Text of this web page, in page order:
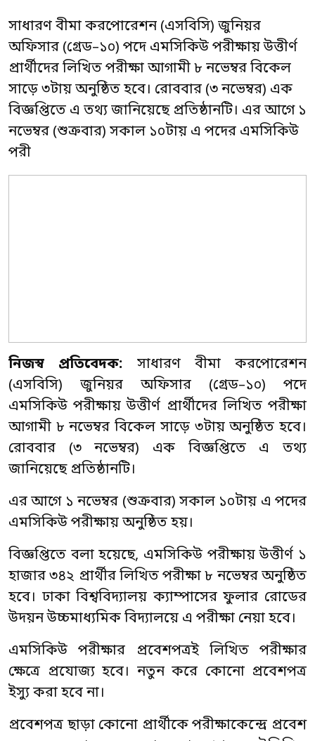
সাধারণ বীমা করপোরেশন (এসবিসি) জুনিয়র
অফিসার (গ্রেড–১০) পদে এমসিকিউ পরীক্ষায় উত্তীর্ণ
প্রার্থীদের লিখিত পরীক্ষা আগামী ৮ নভেম্বর বিকেল
সাড়ে ৩টায় অনুষ্ঠিত হবে। রোববার (৩ নভেম্বর) এক
বিজ্ঞপ্তিতে এ তথ্য জানিয়েছে প্রতিষ্ঠানটি। এর আগে ১
নভেম্বর (শুক্রবার) সকাল ১০টায় এ পদের এমসিকিউ
পরী
নিজস্ব প্রতিবেদক: সাধারণ বীমা করপোরেশন
(এসবিসি) জুনিয়র অফিসার (গ্রেড–১০) পদে
এমসিকিউ পরীক্ষায় উত্তীর্ণ প্রার্থীদের লিখিত পরীক্ষা
আগামী ৮ নভেম্বর বিকেল সাড়ে ৩টায় অনুষ্ঠিত হবে।
রোববার (৩ নভেম্বর) এক বিজ্ঞপ্তিতে এ তথ্য
জানিয়েছে প্রতিষ্ঠানটি।
এর আগে ১ নভেম্বর (শুক্রবার) সকাল ১০টায় এ পদের
এমসিকিউ পরীক্ষায় অনুষ্ঠিত হয়।
বিজ্ঞপ্তিতে বলা হয়েছে, এমসিকিউ পরীক্ষায় উত্তীর্ণ ১
হাজার ৩৪২ প্রার্থীর লিখিত পরীক্ষা ৮ নভেম্বর অনুষ্ঠিত
হবে। ঢাকা বিশ্ববিদ্যালয় ক্যাম্পাসের ফুলার রোডের
উদয়ন উচ্চমাধ্যমিক বিদ্যালয়ে এ পরীক্ষা নেয়া হবে।
এমসিকিউ পরীক্ষার প্রবেশপত্রই লিখিত পরীক্ষার
ক্ষেত্রে প্রযোজ্য হবে। নতুন করে কোনো প্রবেশপত্র
ইস্যু করা হবে না।
প্রবেশপত্র ছাড়া কোনো প্রার্থীকে পরীক্ষাকেন্দ্রে প্রবেশ